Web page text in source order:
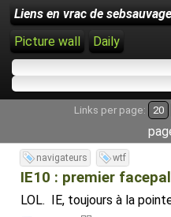
Liens en vrac de sebsauvage
Picture wall
Daily
Links per page: 20
navigateurs wtf
IE10 : premier
LOL. IE, toujours à la